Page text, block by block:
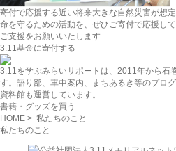
寄付で応援する近い将来大きな自然災害が想
命を守るための活動を、ぜひご寄付で応援して
ご支援をお願いいたします
3.11基金に寄付する
3.11を学ぶみらいサポートは、2011年から石
す。語り部、車中案内、まちあるき等のプロ
資料館も運営しています。
書籍・グッズを買う
HOME > 私たちのこと
私たちのこと